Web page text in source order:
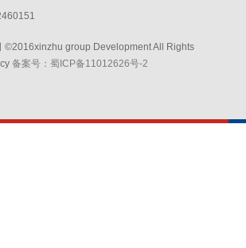
©2016xinzhu group Development All Rights
备案号：蜀ICP备11012626号-2